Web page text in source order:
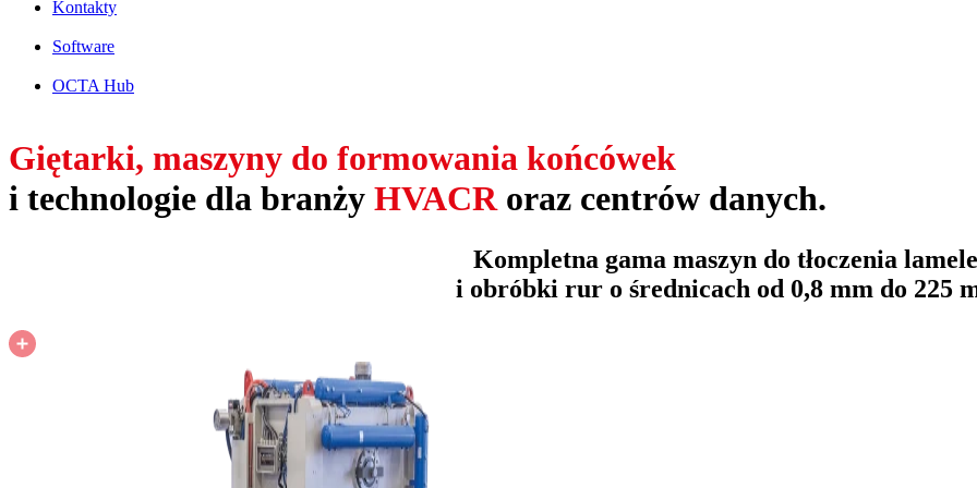
Kontakty
Software
OCTA Hub
Giętarki, maszyny do formowania końcówek
i technologie dla branży HVACRoraz centrów danych.
Kompletna gama maszyn do tłoczenia
i obróbki rur o średnicach od 0,8 mm do 225